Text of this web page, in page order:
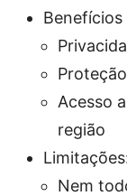
Benefícios
Acesso
região
Nem